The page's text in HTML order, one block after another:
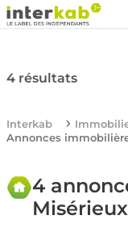
4 résultats
Interkab
Annonces
4
Misérieux